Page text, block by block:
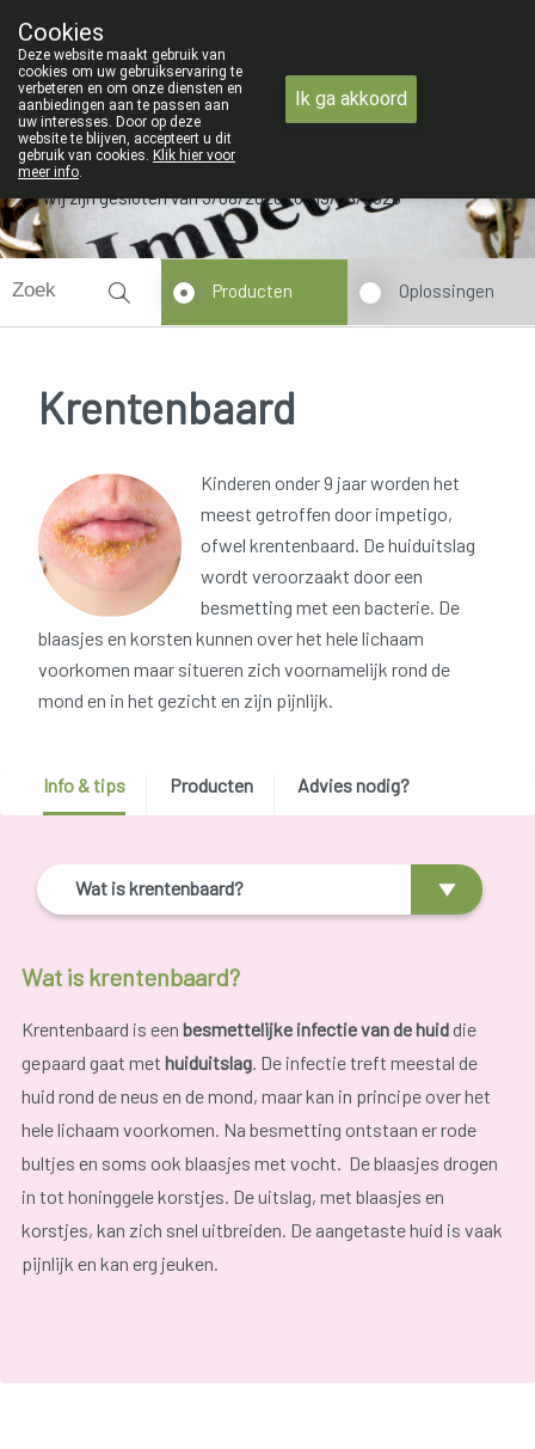
09 228 32 36
Wij zijn gesloten van 3/08/2026 tot 19/08/2026
Producten Oplossingen
Krentenbaard
Kinderen onder 9 jaar worden het
meest getroffen door impetigo,
ofwel krentenbaard. De huiduitslag
wordt veroorzaakt door een
besmetting met een bacterie. De
blaasjes en korsten kunnen over het hele lichaam
voorkomen maar situeren zich voornamelijk rond de
mond en in het gezicht en zijn pijnlijk.
Info & tips Producten Advies nodig?
Wat is krentenbaard?
Wat is krentenbaard?
Krentenbaard is een besmettelijke infectie van de huiddie
gepaard gaat met huiduitslag. De infectie treft meestal de
huid rond de neus en de mond, maar kan in principe over het
hele lichaam voorkomen. Na besmetting ontstaan er rode
bultjes en soms ook blaasjes met vocht. De blaasjes drogen
in tot honinggele korstjes. De uitslag, met blaasjes en
korstjes, kan zich snel uitbreiden. De aangetaste huid is vaak
pijnlijk en kan erg jeuken.
Cookies
Deze website maakt gebruik van
cookies om uw gebruikservaring te
verbeteren en om onze diensten en
aanbiedingen aan te passen aan
uw interesses. Door op deze
website te blijven, accepteert u dit
gebruik van cookies. Klik hier voor
meer info.
Ik ga akkoord